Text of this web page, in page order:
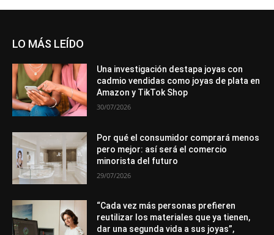
LO MÁS LEÍDO
Una investigación destapa joyas con
cadmio vendidas como joyas de plata en
Amazon y TikTok Shop
30/07/2026
Por qué el consumidor comprará menos
pero mejor: así será el comercio
minorista del futuro
29/07/2026
“Cada vez más personas prefieren
reutilizar los materiales que ya tienen,
dar una segunda vida a sus joyas”,